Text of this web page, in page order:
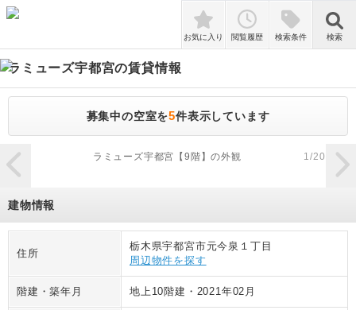
検索
お気に入り 閲覧履歴 検索条件 検索
ラミューズ宇都宮の賃貸情報
募集中の空室を5件表示しています
zoom_in
ラミューズ宇都宮【9階】の外観 1/20
建物情報
住所
栃木県宇都宮市元今泉１丁目
周辺物件を探す
階建・築年月 地上10階建 ・ 2021年02月